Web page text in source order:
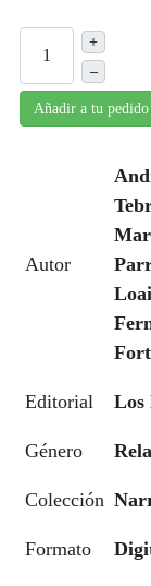
+
–
Añadir a tu pedido
Autor
Editorial Los
Género
Colección
Formato